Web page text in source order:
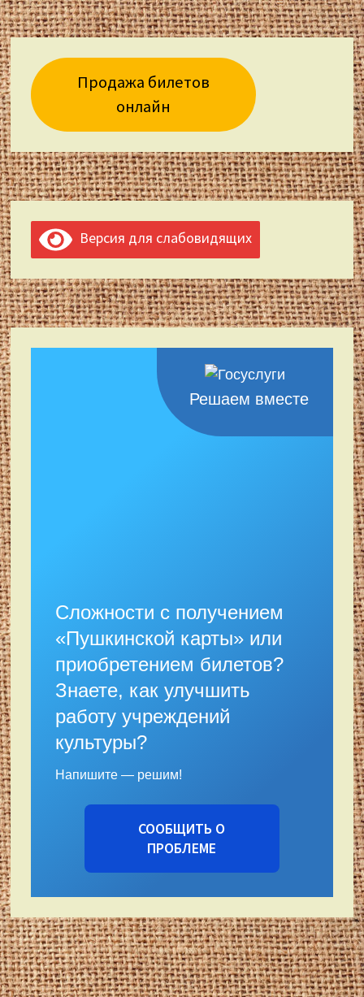
Продажа билетов
онлайн
Версия для слабовидящих
Решаем вместе
Сложности с получением
«Пушкинской карты» или
приобретением билетов?
Знаете, как улучшить
работу учреждений
культуры?
Напишите — решим!
СООБЩИТЬ О
ПРОБЛЕМЕ